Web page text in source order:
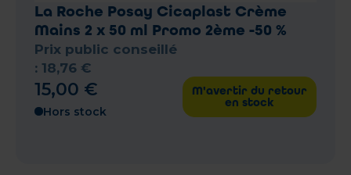
La Roche Posay Cicaplast Crème
Mains 2 x 50 ml Promo 2ème -50 %
Prix public conseillé
: 18,76 €
15,00 €
Hors stock
M'avertir du retour
en stock